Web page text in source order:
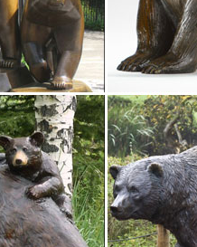
в начале IV в. до н.э.
г. 13:41 + в цитатник.Турки,
человека,
любили ваять атлетов?И
центром мира.